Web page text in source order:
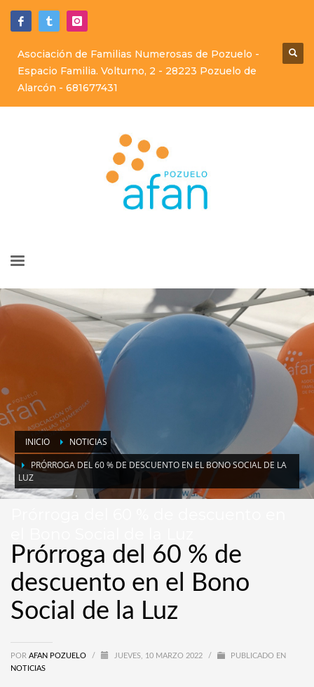
Asociación de Familias Numerosas de Pozuelo -
Espacio Familia. Volturno, 2 - 28223 Pozuelo de
Alarcón - 681677431
INICIO
NOTICIAS
PRÓRROGA DEL 60 % DE DESCUENTO EN EL BONO SOCIAL DE LA
LUZ
Prórroga del 60 % de
descuento en el Bono
Social de la Luz
POR AFAN POZUELO / JUEVES, 10 MARZO 2022 /
PUBLICADO EN
NOTICIAS